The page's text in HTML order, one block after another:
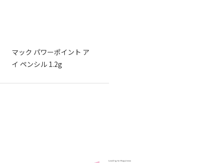
マック パワーポイント ア
イ ペンシル 1.2g